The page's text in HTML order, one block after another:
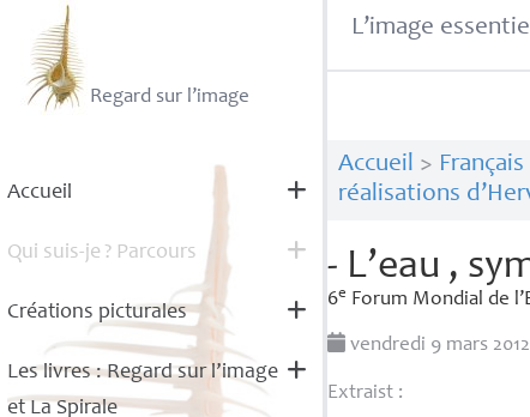
Regard sur l’image
Accueil
Qui suis-je ? Parcours
Créations picturales
Les livres : Regard sur l’image
et La Spirale
L’image
Accueil > Français
réalisations
- L’eau ,
6e Forum Mondial de
vendredi 9 mars 2012
Extraist :